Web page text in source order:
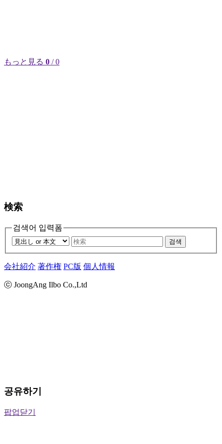
もっと見る 0 / 0
検索
검색어 입력폼
검색
会社紹介 著作権 PC版 個人情報
ⓒ JoongAng Ilbo Co.,Ltd
공유하기
팝업닫기